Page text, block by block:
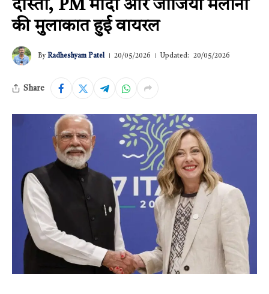
दोस्ती, PM मोदी और जॉर्जिया मेलोनी
की मुलाकात हुई वायरल
By Radheshyam Patel 20/05/2026 Updated: 20/05/2026
Share